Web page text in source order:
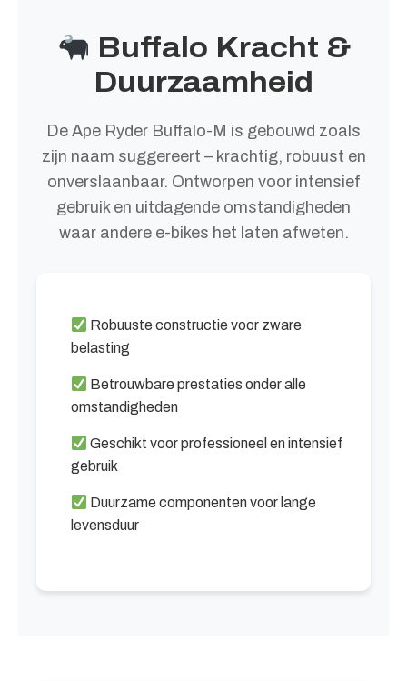
Buffalo Kracht &
Duurzaamheid
De Ape Ryder Buffalo-M is gebouwd zoals
zijn naam suggereert – krachtig, robuust en
onverslaanbaar. Ontworpen voor intensief
gebruik en uitdagende omstandigheden
waar andere e-bikes het laten afweten.
Robuuste constructie voor zware
belasting
Betrouwbare prestaties onder alle
omstandigheden
Geschikt voor professioneel en intensief
gebruik
Duurzame componenten voor lange
levensduur